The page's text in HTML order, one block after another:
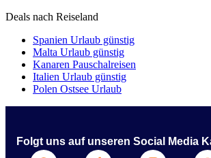
Deals nach Reiseland
Spanien Urlaub günstig
Malta Urlaub günstig
Kanaren Pauschalreisen
Italien Urlaub günstig
Polen Ostsee Urlaub